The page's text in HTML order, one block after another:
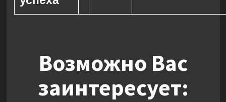
Возможно Вас
заинтересует: